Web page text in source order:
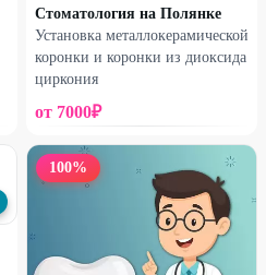
Стоматология на Полянке
Установка металлокерамической
коронки и коронки из диоксида
циркония
от 7000₽
100%